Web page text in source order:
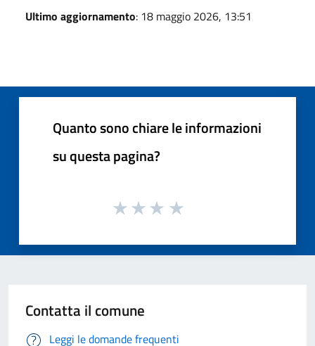
Ultimo aggiornamento: 18 maggio 2026, 13:51
Quanto sono chiare le informazioni
su questa pagina?
Contatta il comune
Leggi le domande frequenti